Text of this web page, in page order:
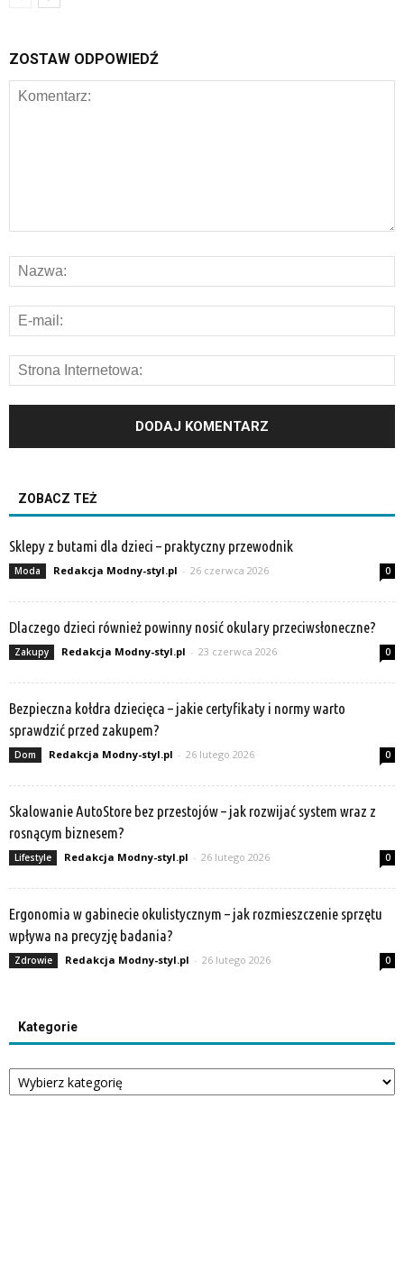
ZOSTAW ODPOWIEDŹ
ZOBACZ TEŻ
Sklepy z butami dla dzieci – praktyczny przewodnik
Moda Redakcja Modny-styl.pl - 26 czerwca 2026 0
Dlaczego dzieci również powinny nosić okulary przeciwsłoneczne?
Zakupy Redakcja Modny-styl.pl - 23 czerwca 2026 0
Bezpieczna kołdra dziecięca – jakie certyfikaty i normy warto
sprawdzić przed zakupem?
Dom Redakcja Modny-styl.pl - 26 lutego 2026 0
Skalowanie AutoStore bez przestojów – jak rozwijać system wraz z
rosnącym biznesem?
Lifestyle Redakcja Modny-styl.pl - 26 lutego 2026 0
Ergonomia w gabinecie okulistycznym – jak rozmieszczenie sprzętu
wpływa na precyzję badania?
Zdrowie Redakcja Modny-styl.pl - 26 lutego 2026 0
Kategorie
Kategorie